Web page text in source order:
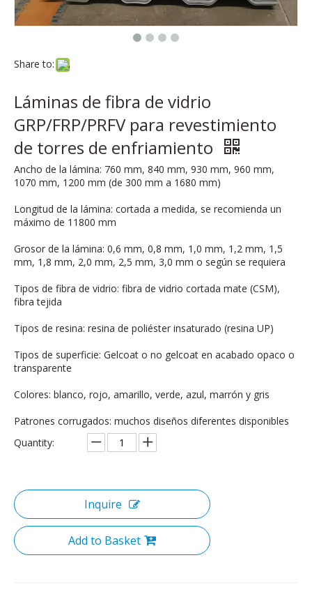
Share to:
Láminas de fibra de vidrio
GRP/FRP/PRFV para revestimiento
de torres de enfriamiento
Ancho de la lámina: 760 mm, 840 mm, 930 mm, 960 mm,
1070 mm, 1200 mm (de 300 mm a 1680 mm)
Longitud de la lámina: cortada a medida, se recomienda un
máximo de 11800 mm
Grosor de la lámina: 0,6 mm, 0,8 mm, 1,0 mm, 1,2 mm, 1,5
mm, 1,8 mm, 2,0 mm, 2,5 mm, 3,0 mm o según se requiera
Tipos de fibra de vidrio: fibra de vidrio cortada mate (CSM),
fibra tejida
Tipos de resina: resina de poliéster insaturado (resina UP)
Tipos de superficie: Gelcoat o no gelcoat en acabado opaco o
transparente
Colores: blanco, rojo, amarillo, verde, azul, marrón y gris
Patrones corrugados: muchos diseños diferentes disponibles
Quantity:
Inquire
Add to Basket